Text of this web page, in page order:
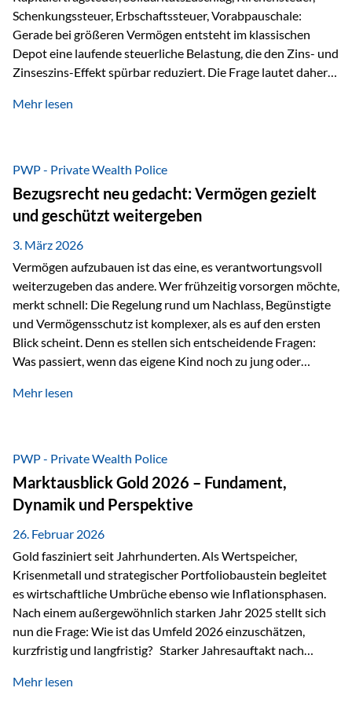
Schenkungssteuer, Erbschaftssteuer, Vorabpauschale:
Gerade bei größeren Vermögen entsteht im klassischen
Depot eine laufende steuerliche Belastung, die den Zins- und
Zinseszins-Effekt spürbar reduziert. Die Frage lautet daher:
nicht laufend Kapital entziehen – sondern möglichst lange im
Privatdepot fallen an: Abgeltungssteuer Fondsbesteuerung
(Vorabpauschale, Teilfreistellung) Kein steuerlicher Abzug
der Vermögensverwaltungs-Gebühren /
Depotbankgebühren Jährliches Steuerreporting erforderlich
Zinsen, Dividenden und Kursgewinne werden laufend
besteuert.
Mehr lesen
PWP - Private Wealth Police
Bezugsrecht neu gedacht: Vermögen gezielt
und geschützt weitergeben
3. März 2026
Vermögen aufzubauen ist das eine, es verantwortungsvoll
weiterzugeben das andere. Wer frühzeitig vorsorgen möchte,
merkt schnell: Die Regelung rund um Nachlass, Begünstigte
und Vermögensschutz ist komplexer, als es auf den ersten
Blick scheint. Denn es stellen sich entscheidende Fragen:
Was passiert, wenn das eigene Kind noch zu jung oder
verwalten? Wie kann verhindert werden, dass Ex-Partner,
unbürokratisch übertragen, ohne ausschließlich auf ein
Testament angewiesen zu sein? Wenn klassische Lösungen
nicht ausreichen Traditionelle Nachlassregelungen stoßen
oft…
Mehr lesen
PWP - Private Wealth Police
Marktausblick Gold 2026 – Fundament,
Dynamik und Perspektive
26. Februar 2026
Gold fasziniert seit Jahrhunderten. Als Wertspeicher,
Krisenmetall und strategischer Portfoliobaustein begleitet
es wirtschaftliche Umbrüche ebenso wie Inflationsphasen.
Nach einem außergewöhnlich starken Jahr 2025 stellt sich
nun die Frage: Wie ist das Umfeld 2026 einzuschätzen,
kurzfristig und langfristig? Starker Jahresauftakt nach
Dynamik in das Jahr 2026 gestartet. Zwischen dem
Mehr lesen